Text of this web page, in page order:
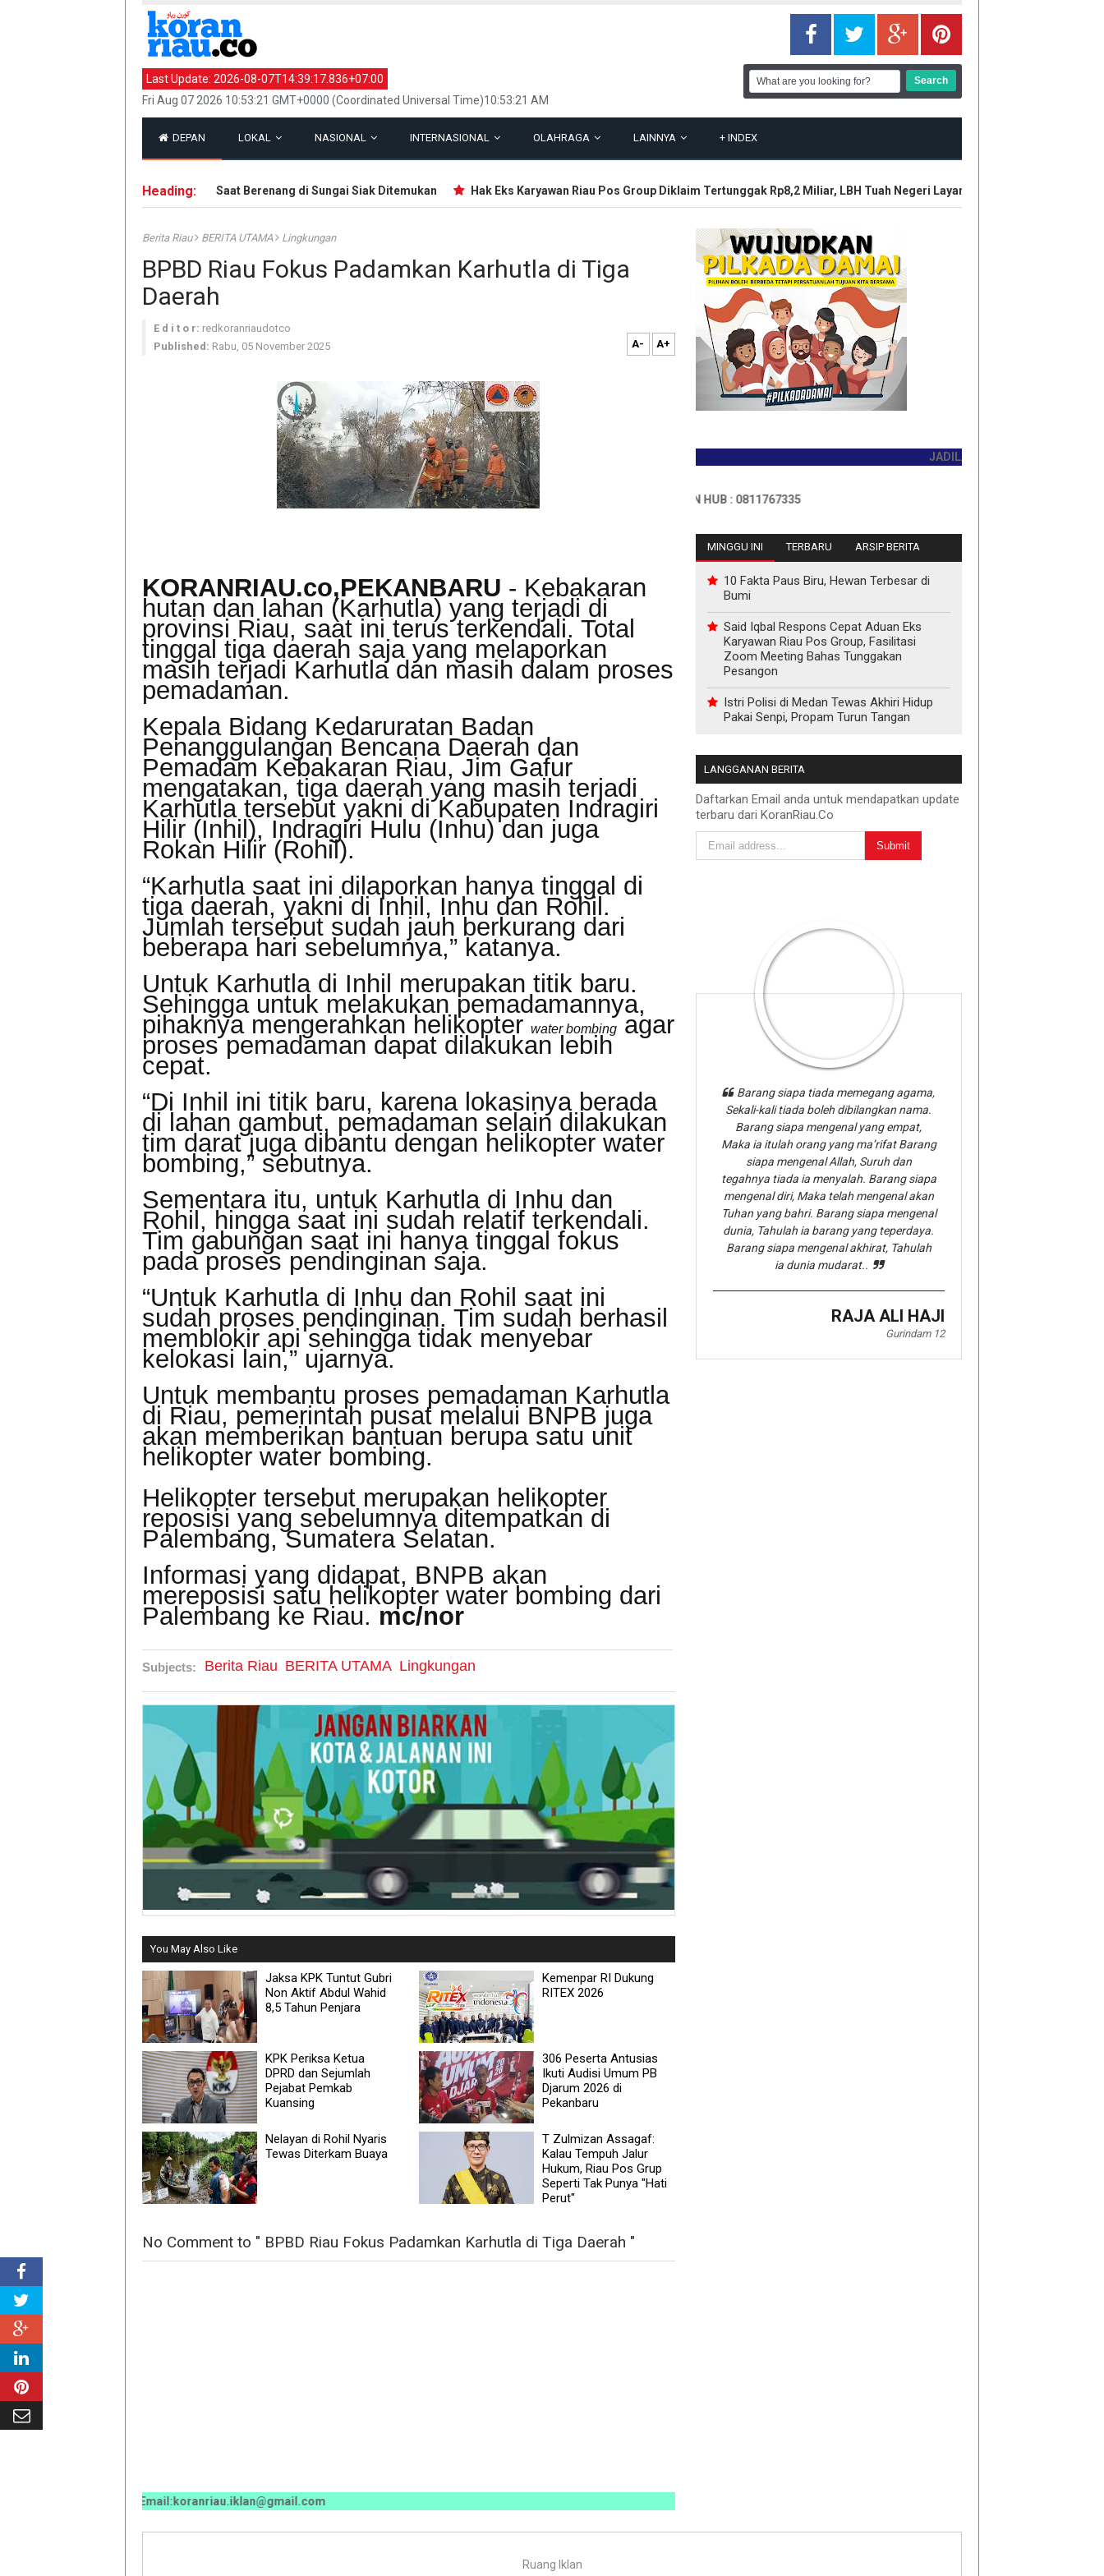
Last Update: 2026-08-07T14:39:17.836+07:00
Fri Aug 07 2026 10:53:21 GMT+0000 (Coordinated Universal Time)10:53:21 AM
DEPAN LOKAL NASIONAL INTERNASIONAL OLAHRAGA LAINNYA + INDEX
Heading:
Jasad Remaja Tenggelam Saat Berenang di Sungai Siak Ditemukan Hak Eks Karyawan Riau Pos Group Diklaim Tertunggak Rp8,2 Miliar, LBH Tuah Negeri Layangkan Somasi ke Manajemen
Berita Riau BERITA UTAMA Lingkungan
BPBD Riau Fokus Padamkan Karhutla di Tiga
Daerah
E d i t o r: redkoranriaudotco
Published: Rabu, 05 November 2025 A- A+
KORANRIAU.co,PEKANBARU - Kebakaran
hutan dan lahan (Karhutla) yang terjadi di
provinsi Riau, saat ini terus terkendali. Total
tinggal tiga daerah saja yang melaporkan
masih terjadi Karhutla dan masih dalam proses
pemadaman.
Kepala Bidang Kedaruratan Badan
Penanggulangan Bencana Daerah dan
Pemadam Kebakaran Riau, Jim Gafur
mengatakan, tiga daerah yang masih terjadi
Karhutla tersebut yakni di Kabupaten Indragiri
Hilir (Inhil), Indragiri Hulu (Inhu) dan juga
Rokan Hilir (Rohil).
“Karhutla saat ini dilaporkan hanya tinggal di
tiga daerah, yakni di Inhil, Inhu dan Rohil.
Jumlah tersebut sudah jauh berkurang dari
beberapa hari sebelumnya,” katanya.
Untuk Karhutla di Inhil merupakan titik baru.
Sehingga untuk melakukan pemadamannya,
pihaknya mengerahkan helikopter water bombingagar
proses pemadaman dapat dilakukan lebih
cepat.
“Di Inhil ini titik baru, karena lokasinya berada
di lahan gambut, pemadaman selain dilakukan
tim darat juga dibantu dengan helikopter water
bombing,” sebutnya.
Sementara itu, untuk Karhutla di Inhu dan
Rohil, hingga saat ini sudah relatif terkendali.
Tim gabungan saat ini hanya tinggal fokus
pada proses pendinginan saja.
“Untuk Karhutla di Inhu dan Rohil saat ini
sudah proses pendinginan. Tim sudah berhasil
memblokir api sehingga tidak menyebar
kelokasi lain,” ujarnya.
Untuk membantu proses pemadaman Karhutla
di Riau, pemerintah pusat melalui BNPB juga
akan memberikan bantuan berupa satu unit
helikopter water bombing.
Helikopter tersebut merupakan helikopter
reposisi yang sebelumnya ditempatkan di
Palembang, Sumatera Selatan.
Informasi yang didapat, BNPB akan
mereposisi satu helikopter water bombing dari
Palembang ke Riau. mc/nor
Subjects: Berita Riau BERITA UTAMA Lingkungan
You May Also Like
Jaksa KPK Tuntut Gubri
Non Aktif Abdul Wahid
8,5 Tahun Penjara
Kemenpar RI Dukung
RITEX 2026
KPK Periksa Ketua
DPRD dan Sejumlah
Pejabat Pemkab
Kuansing
306 Peserta Antusias
Ikuti Audisi Umum PB
Djarum 2026 di
Pekanbaru
Nelayan di Rohil Nyaris
Tewas Diterkam Buaya
T Zulmizan Assagaf:
Kalau Tempuh Jalur
Hukum, Riau Pos Grup
Seperti Tak Punya "Hati
Perut"
No Comment to " BPBD Riau Fokus Padamkan Karhutla di Tiga Daerah "
/ 0811 7673 35, Email:koranriau.iklan@gmail.com
JADILAH PEMBACA PERTAMA HARI INI
INFO PEMASANGAN IKLAN HUB : 0811767335
MINGGU INI TERBARU ARSIP BERITA
10 Fakta Paus Biru, Hewan Terbesar di
Bumi
Said Iqbal Respons Cepat Aduan Eks
Karyawan Riau Pos Group, Fasilitasi
Zoom Meeting Bahas Tunggakan
Pesangon
Istri Polisi di Medan Tewas Akhiri Hidup
Pakai Senpi, Propam Turun Tangan
LANGGANAN BERITA
Daftarkan Email anda untuk mendapatkan update
terbaru dari KoranRiau.Co
Barang siapa tiada memegang agama,
Sekali-kali tiada boleh dibilangkan nama.
Barang siapa mengenal yang empat,
Maka ia itulah orang yang ma’rifat Barang
siapa mengenal Allah, Suruh dan
tegahnya tiada ia menyalah. Barang siapa
mengenal diri, Maka telah mengenal akan
Tuhan yang bahri. Barang siapa mengenal
dunia, Tahulah ia barang yang teperdaya.
Barang siapa mengenal akhirat, Tahulah
ia dunia mudarat..
RAJA ALI HAJI
Gurindam 12
Ruang Iklan